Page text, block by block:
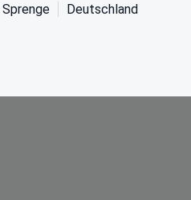
Sprenge Deutschland